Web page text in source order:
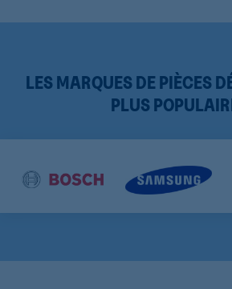
LES MARQUES DE PIÈCES
PLUS